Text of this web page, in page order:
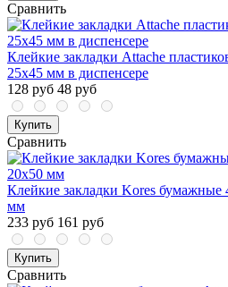
Сравнить
Клейкие закладки Attache
25х45 мм в диспенсере
128 руб 48 руб
Купить
Сравнить
Клейкие закладки Kores бумажные
мм
233 руб 161 руб
Купить
Сравнить